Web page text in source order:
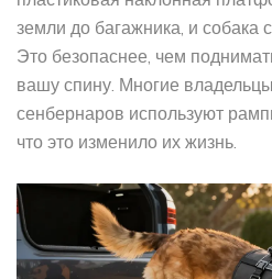
земли до багажника, и собака
Это безопаснее, чем
вашу спину. Многие
сенбернаров используют
что это изменило их жизнь.